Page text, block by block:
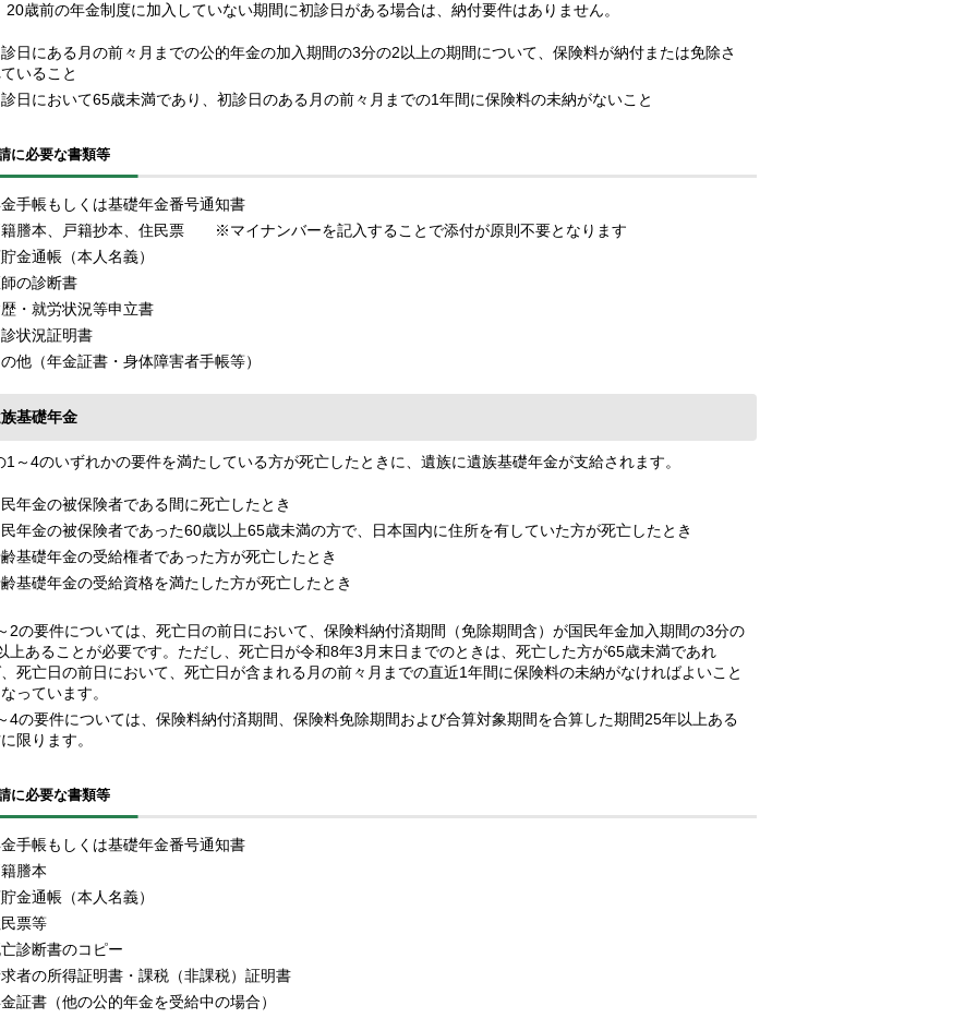
20歳前の年金制度に加入していない期間に初診日がある場合は、納付要件はありません。
日にある月の前々月までの公的年金の加入期間の3分の2以上の期間について、保険料が納付または免除さ
いること
日において65歳未満であり、初診日のある月の前々月までの1年間に保険料の未納がないこと
に必要な書類等
手帳もしくは基礎年金番号通知書
謄本、戸籍抄本、住民票 ※マイナンバーを記入することで添付が原則不要となります
金通帳（本人名義）
の診断書
・就労状況等申立書
状況証明書
他（年金証書・身体障害者手帳等）
基礎年金
4のいずれかの要件を満たしている方が死亡したときに、遺族に遺族基礎年金が支給されます。
年金の被保険者である間に死亡したとき
年金の被保険者であった60歳以上65歳未満の方で、日本国内に住所を有していた方が死亡したとき
基礎年金の受給権者であった方が死亡したとき
基礎年金の受給資格を満たした方が死亡したとき
2の要件については、死亡日の前日において、保険料納付済期間（免除期間含）が国民年金加入期間の3分の
上あることが必要です。ただし、死亡日が令和8年3月末日までのときは、死亡した方が65歳未満であれ
死亡日の前日において、死亡日が含まれる月の前々月までの直近1年間に保険料の未納がなければよいこと
っています。
4の要件については、保険料納付済期間、保険料免除期間および合算対象期間を合算した期間25年以上ある
限ります。
に必要な書類等
手帳もしくは基礎年金番号通知書
謄本
金通帳（本人名義）
票等
診断書のコピー
者の所得証明書・課税（非課税）証明書
証書（他の公的年金を受給中の場合）